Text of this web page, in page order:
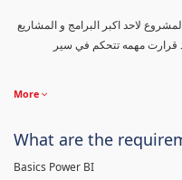
لاحد اكبر البرامج و المشاريع
قرارت مهمه تتحكم في سير
More
What are the
Basics Power BI